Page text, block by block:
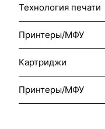
Технология печати
Принтеры/МФУ
Картриджи
Принтеры/МФУ